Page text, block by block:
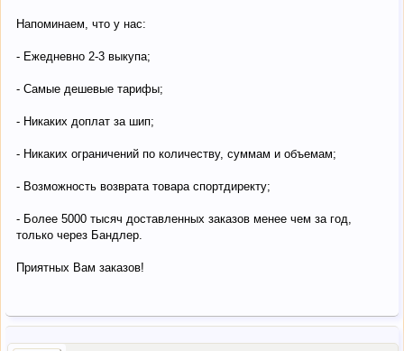
Напоминаем, что у нас:
- Ежедневно 2-3 выкупа;
- Самые дешевые тарифы;
- Никаких доплат за шип;
- Никаких ограничений по количеству, суммам и объемам;
- Возможность возврата товара спортдиректу;
- Более 5000 тысяч доставленных заказов менее чем за год,
только через Бандлер.
Приятных Вам заказов!